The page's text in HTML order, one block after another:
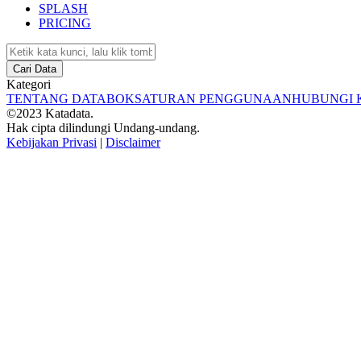
SPLASH
PRICING
Cari Data
Kategori
TENTANG DATABOKSATURAN PENGGUNAANHUBUNGI
©2023 Katadata.
Hak cipta dilindungi Undang-undang.
Kebijakan Privasi | Disclaimer